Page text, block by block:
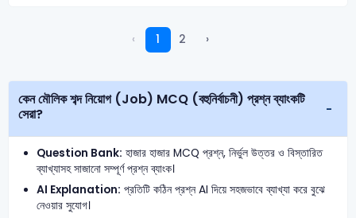
‹ 1 2 ›
কেন মৌলিক শব্দ নিয়োগ (Job) MCQ (বহুনির্বাচনী) প্রশ্ন ব্যাংকটি
সেরা?
Question Bank: হাজার হাজার MCQ প্রশ্ন, নির্ভুল উত্তর ও বিস্তারিত
ব্যাখ্যাসহ সাজানো সম্পূর্ণ প্রশ্ন ব্যাংক।
AI Explanation: প্রতিটি কঠিন প্রশ্ন AI দিয়ে সহজভাবে ব্যাখ্যা করে বুঝে
নেওয়ার সুযোগ।